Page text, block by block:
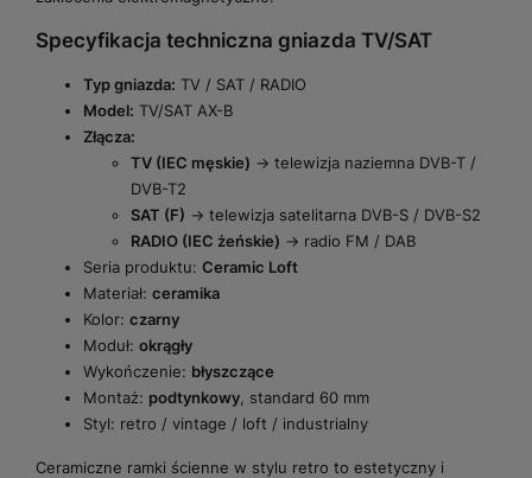
Specyfikacja techniczna gniazda TV/SAT
Typ gniazda: TV / SAT / RADIO
Model: TV/SAT AX-B
Złącza:
TV (IEC męskie) → telewizja naziemna DVB-T /
DVB-T2
SAT (F) → telewizja satelitarna DVB-S / DVB-S2
RADIO (IEC żeńskie) → radio FM / DAB
Seria produktu: Ceramic Loft
Materiał: ceramika
Kolor: czarny
Moduł: okrągły
Wykończenie: błyszczące
Montaż: podtynkowy , standard 60 mm
Styl: retro / vintage / loft / industrialny
Ceramiczne ramki ścienne w stylu retro to estetyczny i